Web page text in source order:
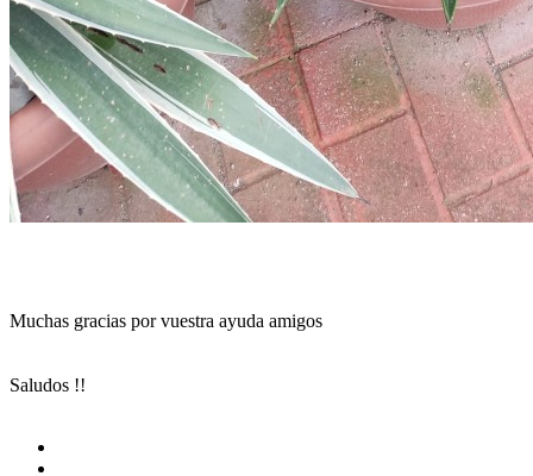
Muchas gracias por vuestra ayuda amigos
Saludos !!